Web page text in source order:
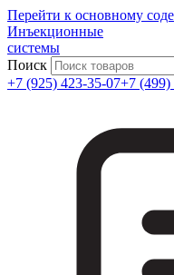
Перейти к основному
Инъекционные
системы
Поиск
+7 (925) 423-35-07+7 (499)